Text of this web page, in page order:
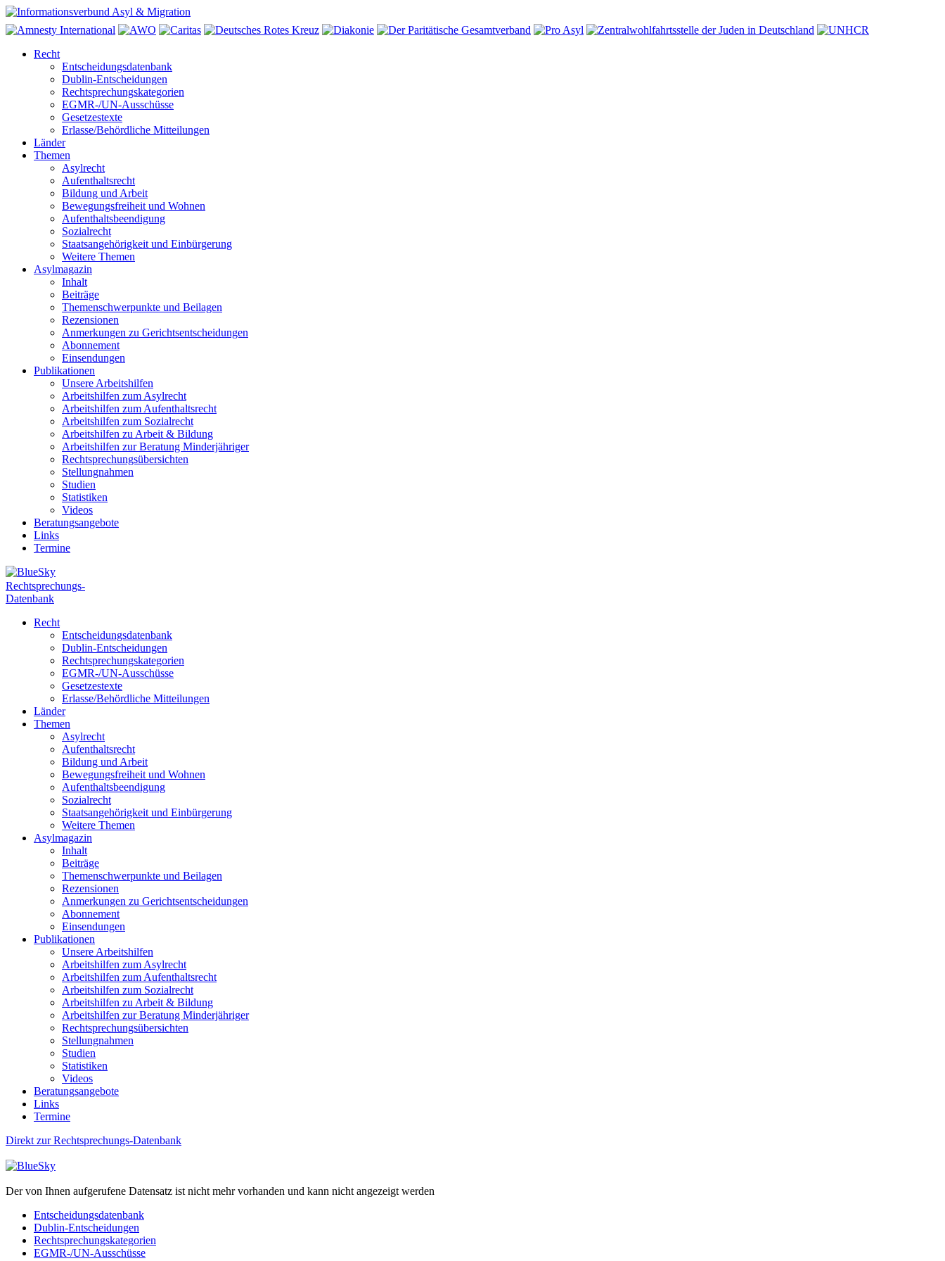
Recht
Entscheidungsdatenbank
Dublin-Entscheidungen
Rechtsprechungskategorien
EGMR-/UN-Ausschüsse
Gesetzestexte
Erlasse/Behördliche Mitteilungen
Länder
Themen
Asylrecht
Aufenthaltsrecht
Bildung und Arbeit
Bewegungsfreiheit und Wohnen
Aufenthaltsbeendigung
Sozialrecht
Staatsangehörigkeit und Einbürgerung
Weitere Themen
Asylmagazin
Inhalt
Beiträge
Themenschwerpunkte und Beilagen
Rezensionen
Anmerkungen zu Gerichtsentscheidungen
Abonnement
Einsendungen
Publikationen
Unsere Arbeitshilfen
Arbeitshilfen zum Asylrecht
Arbeitshilfen zum Aufenthaltsrecht
Arbeitshilfen zum Sozialrecht
Arbeitshilfen zu Arbeit & Bildung
Arbeitshilfen zur Beratung Minderjähriger
Rechtsprechungsübersichten
Stellungnahmen
Studien
Statistiken
Videos
Beratungsangebote
Links
Termine
Rechtsprechungs-
Datenbank
Recht
Entscheidungsdatenbank
Dublin-Entscheidungen
Rechtsprechungskategorien
EGMR-/UN-Ausschüsse
Gesetzestexte
Erlasse/Behördliche Mitteilungen
Länder
Themen
Asylrecht
Aufenthaltsrecht
Bildung und Arbeit
Bewegungsfreiheit und Wohnen
Aufenthaltsbeendigung
Sozialrecht
Staatsangehörigkeit und Einbürgerung
Weitere Themen
Asylmagazin
Inhalt
Beiträge
Themenschwerpunkte und Beilagen
Rezensionen
Anmerkungen zu Gerichtsentscheidungen
Abonnement
Einsendungen
Publikationen
Unsere Arbeitshilfen
Arbeitshilfen zum Asylrecht
Arbeitshilfen zum Aufenthaltsrecht
Arbeitshilfen zum Sozialrecht
Arbeitshilfen zu Arbeit & Bildung
Arbeitshilfen zur Beratung Minderjähriger
Rechtsprechungsübersichten
Stellungnahmen
Studien
Statistiken
Videos
Beratungsangebote
Links
Termine
Direkt zur Rechtsprechungs-Datenbank
Der von Ihnen aufgerufene Datensatz ist nicht mehr vorhanden und kann nicht angezeigt werden
Entscheidungsdatenbank
Dublin-Entscheidungen
Rechtsprechungskategorien
EGMR-/UN-Ausschüsse